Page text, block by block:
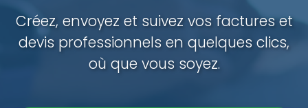
Créez, envoyez et suivez vos factures et
devis professionnels en quelques clics,
où que vous soyez.